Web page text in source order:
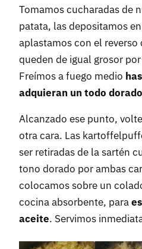
Tomamos cucharadas de
patata, las depositamos
aplastamos con el reverso
queden de igual grosor
Freímos a fuego medio
adquieran un todo dorado
Alcanzado ese punto,
otra cara. Las
ser retiradas de la sartén
tono dorado por ambas
colocamos sobre un
cocina absorbente, para
aceite. Servimos